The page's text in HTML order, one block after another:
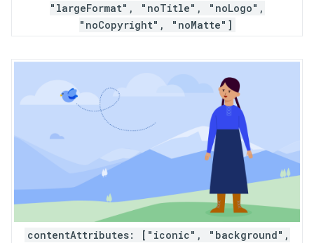
"largeFormat", "noTitle", "noLogo",
"noCopyright", "noMatte"]
contentAttributes: ["iconic", "background",